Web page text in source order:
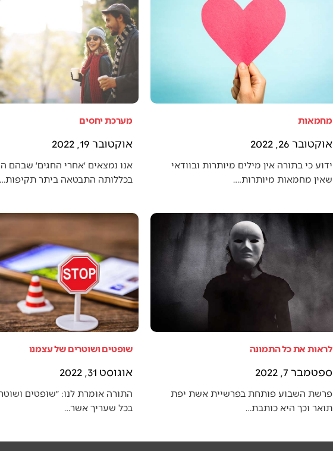
מחמאות
אוקטובר 26, 2022
ידוע כי בתורה אין מילים מיותרות ובוודאי
שאין מחמאות מיותרות.…
מערכת יחסים
אוקטובר 19, 2022
אנו נמצאים ׳אחרי החגים׳ שבהם
בכללותה התבטאה ביתר תקיפות…
לראות את כל התמונה
ספטמבר 7, 2022
פרשת השבוע פותחת בפרשיית אשת יפת
תואר וכך היא כותבת…
שופטים ושוטרים של עצמנו
אוגוסט 31, 2022
התורה אומרת לנו: ״שופטים
בכל שעריך אשר…